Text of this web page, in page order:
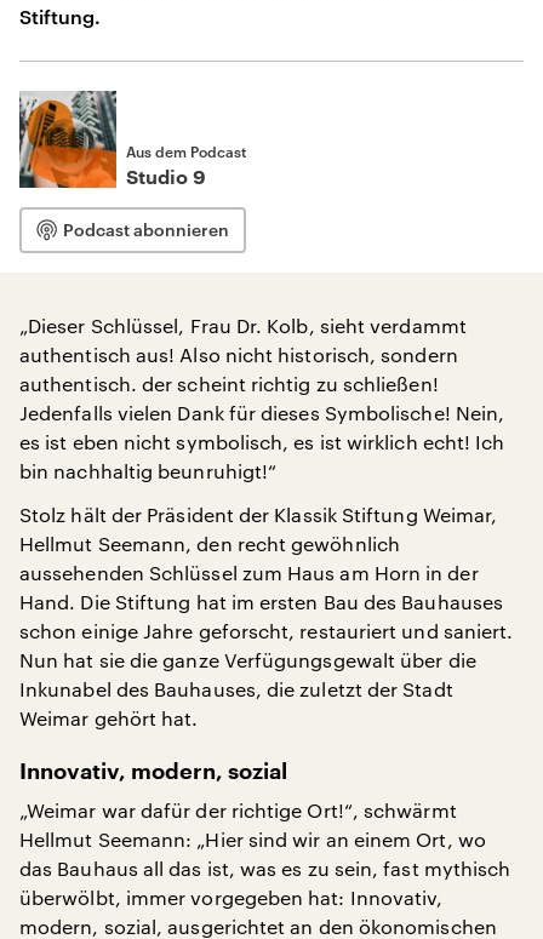
Stiftung.
Aus dem Podcast
Studio 9
Podcast abonnieren
„Dieser Schlüssel, Frau Dr. Kolb, sieht verdammt
authentisch aus! Also nicht historisch, sondern
authentisch. der scheint richtig zu schließen!
Jedenfalls vielen Dank für dieses Symbolische! Nein,
es ist eben nicht symbolisch, es ist wirklich echt! Ich
bin nachhaltig beunruhigt!“
Stolz hält der Präsident der Klassik Stiftung Weimar,
Hellmut Seemann, den recht gewöhnlich
aussehenden Schlüssel zum Haus am Horn in der
Hand. Die Stiftung hat im ersten Bau des Bauhauses
schon einige Jahre geforscht, restauriert und saniert.
Nun hat sie die ganze Verfügungsgewalt über die
Inkunabel des Bauhauses, die zuletzt der Stadt
Weimar gehört hat.
Innovativ, modern, sozial
„Weimar war dafür der richtige Ort!“, schwärmt
Hellmut Seemann: „Hier sind wir an einem Ort, wo
das Bauhaus all das ist, was es zu sein, fast mythisch
überwölbt, immer vorgegeben hat: Innovativ,
modern, sozial, ausgerichtet an den ökonomischen